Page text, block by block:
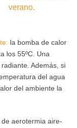
verano.
: la bomba de calor
los 55ºC. Una
Además, si
del agua
del ambiente la
aerotermia aire-